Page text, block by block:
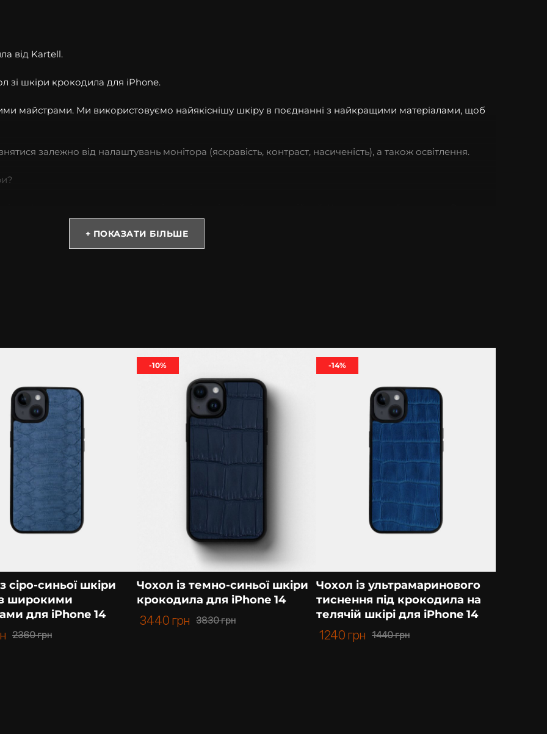
від Kartell.
зі шкіри крокодила для iPhone.
майстрами. Ми використовуємо найякіснішу шкіру в поєднанні з найкращими матеріалами, щоб
залежно від налаштувань монітора (яскравість, контраст, насиченість), а також освітлення.
під час випадкових падінь. Окрім того, це спосіб не лише отримувати компліменти стосовно
що робить її ще більш автентичною та оригінальною. Окрім того Ви маєте можливість обрати
допоможе підібрати потрібну модель. Пропонуємо на вибір елітні чохли для iPhone не тільки з
проконсультуємо Вас з усіх питань. Купити чохол на Айфон у нас – завжди вигідно та
+ ПОКАЗАТИ БІЛЬШЕ
сіро-синьої шкіри
з широкими
для iPhone 14
2360грн
-10%
Чохол із темно-синьої шкіри
крокодила для iPhone 14
3830грн
3440 грн
-14%
Чохол із ультрамаринового
тиснення під крокодила на
телячій шкірі для iPhone 14
1440грн
1240 грн